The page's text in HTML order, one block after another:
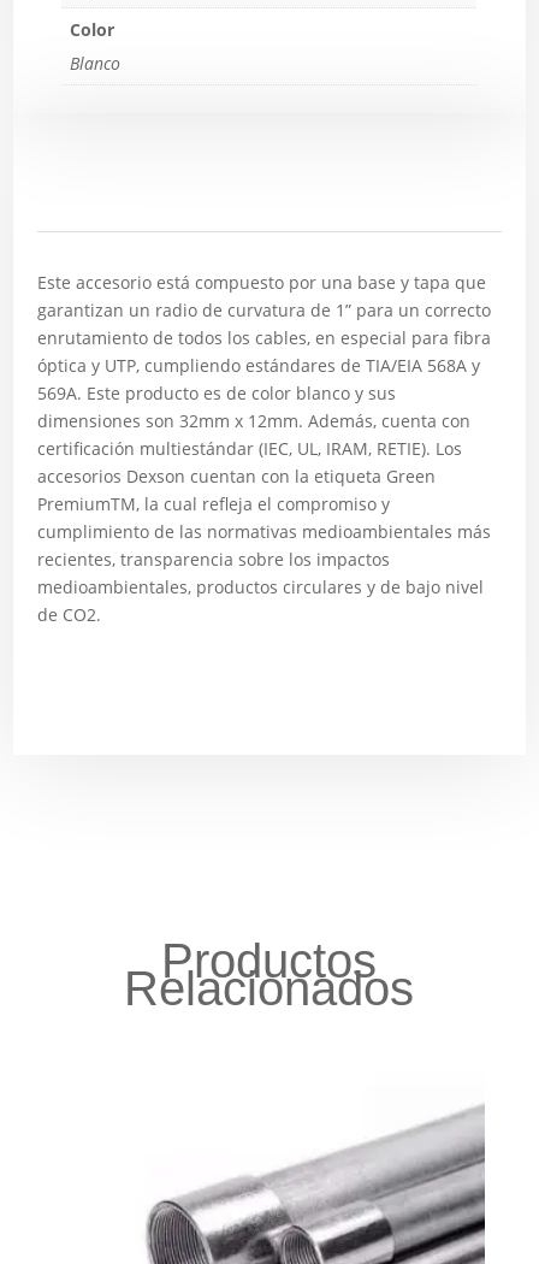
Color
Blanco
Este accesorio está compuesto por una base y tapa que
garantizan un radio de curvatura de 1” para un correcto
enrutamiento de todos los cables, en especial para fibra
óptica y UTP, cumpliendo estándares de TIA/EIA 568A y
569A. Este producto es de color blanco y sus
dimensiones son 32mm x 12mm. Además, cuenta con
certificación multiestándar (IEC, UL, IRAM, RETIE). Los
accesorios Dexson cuentan con la etiqueta Green
PremiumTM, la cual refleja el compromiso y
cumplimiento de las normativas medioambientales más
recientes, transparencia sobre los impactos
medioambientales, productos circulares y de bajo nivel
de CO2.
Productos
Relacionados